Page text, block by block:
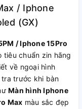
/ Iphone
(GX)
/ Iphone 15Pro
chuẩn zin hãng
về ngoại hình
trước khi bàn
Màn hình Iphone
Max màu sắc đẹp